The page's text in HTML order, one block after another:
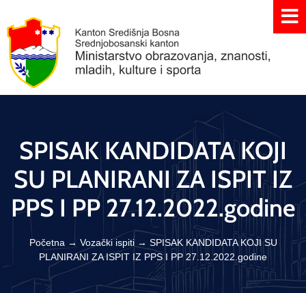
SPISAK KANDIDATA KOJI
SU PLANIRANI ZA ISPIT IZ
PPS I PP 27.12.2022.godine
Početna → Vozački ispiti→ SPISAK KANDIDATA KOJI SU
PLANIRANI ZA ISPIT IZ PPS I PP 27.12.2022.godine